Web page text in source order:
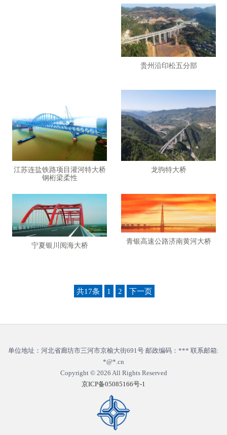
贵州沿印松五分部
江苏连盐铁路项目灌河特大桥
钢桁梁柔性
龙驹特大桥
宁夏银川阅海大桥
青银高速公路济南黄河大桥
共17条 1 2 下一页
单位地址：河北省廊坊市三河市京榆大街691号 邮政编码：*** 联系邮箱:
*@*.cn
Copyright © 2026 All Rights Reserved
京ICP备05085166号-1